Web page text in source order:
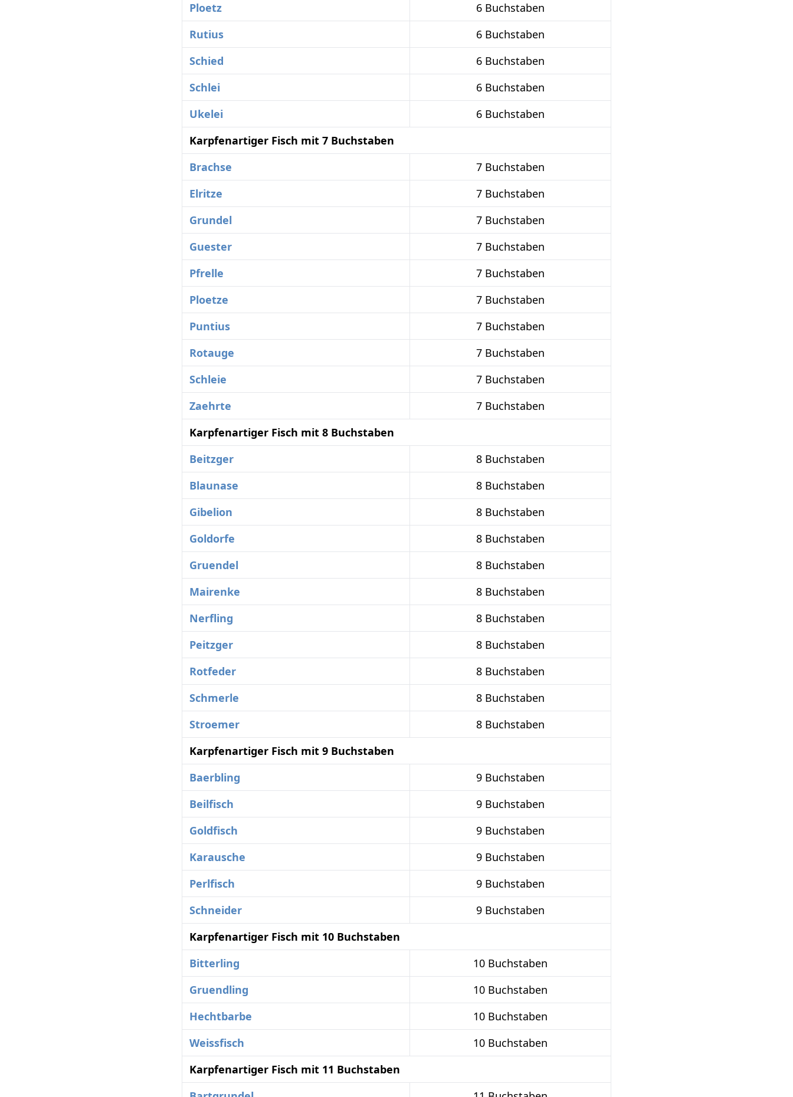
Ploetz
6 Buchstaben
Rutius
6 Buchstaben
Schied
6 Buchstaben
Schlei
6 Buchstaben
Ukelei
6 Buchstaben
Karpfenartiger Fisch mit 7 Buchstaben
Brachse
7 Buchstaben
Elritze
7 Buchstaben
Grundel
7 Buchstaben
Guester
7 Buchstaben
Pfrelle
7 Buchstaben
Ploetze
7 Buchstaben
Puntius
7 Buchstaben
Rotauge
7 Buchstaben
Schleie
7 Buchstaben
Zaehrte
7 Buchstaben
Karpfenartiger Fisch mit 8 Buchstaben
Beitzger
8 Buchstaben
Blaunase
8 Buchstaben
Gibelion
8 Buchstaben
Goldorfe
8 Buchstaben
Gruendel
8 Buchstaben
Mairenke
8 Buchstaben
Nerfling
8 Buchstaben
Peitzger
8 Buchstaben
Rotfeder
8 Buchstaben
Schmerle
8 Buchstaben
Stroemer
8 Buchstaben
Karpfenartiger Fisch mit 9 Buchstaben
Baerbling
9 Buchstaben
Beilfisch
9 Buchstaben
Goldfisch
9 Buchstaben
Karausche
9 Buchstaben
Perlfisch
9 Buchstaben
Schneider
9 Buchstaben
Karpfenartiger Fisch mit 10 Buchstaben
Bitterling
10 Buchstaben
Gruendling
10 Buchstaben
Hechtbarbe
10 Buchstaben
Weissfisch
10 Buchstaben
Karpfenartiger Fisch mit 11 Buchstaben